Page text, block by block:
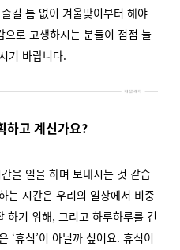
길 틈 없이 겨울맞이부터 해야
로 고생하시는 분들이 점점 늘
기 바랍니다.
하고 계신가요?
을 일을 하며 보내시는 것 같습
는 시간은 우리의 일상에서 비중
하기 위해, 그리고 하루하루를 건
‘휴식’이 아닐까 싶어요. 휴식이